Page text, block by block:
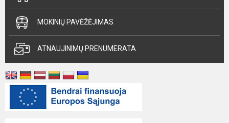
MOKINIŲ PAVĖŽĖJIMAS
ATNAUJINIMŲ PRENUMERATA